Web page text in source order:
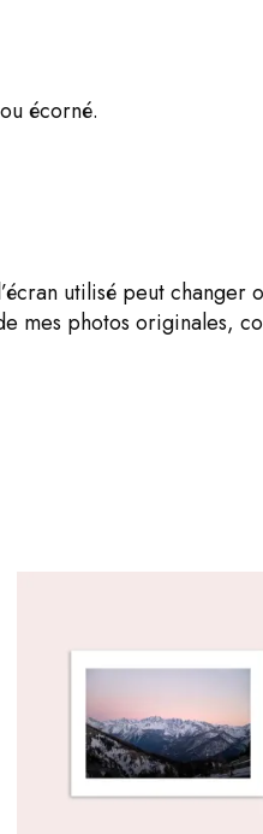
écorné.
utilisé peut changer
photos originales,